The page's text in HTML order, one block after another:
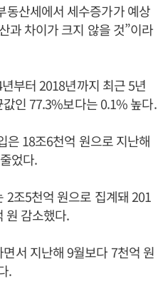
동산세에서 세수증가가 예상
과 차이가 크지 않을 것”이라
부터 2018년까지 최근 5년
인 77.3%보다는 0.1% 높다.
은 18조6천억 원으로 지난해
었다.
2조5천억 원으로 집계돼 201
원 감소했다.
서 지난해 9월보다 7천억 원
.